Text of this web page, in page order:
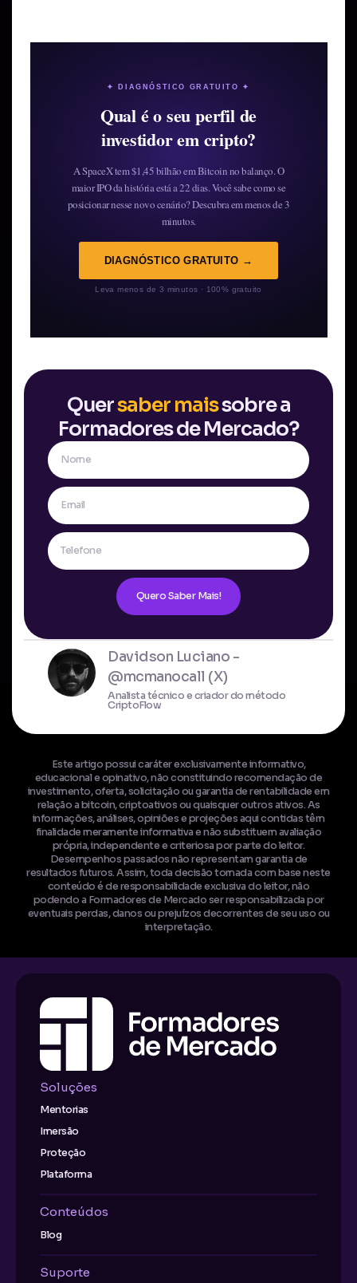
✦ DIAGNÓSTICO GRATUITO ✦
Qual é o seu perfil de
investidor em cripto?
A SpaceX tem $1,45 bilhão em Bitcoin no balanço. O
maior IPO da história está a 22 dias. Você sabe como se
posicionar nesse novo cenário? Descubra em menos de 3
minutos.
DIAGNÓSTICO GRATUITO →
Leva menos de 3 minutos · 100% gratuito
Quersaber maissobre a
Formadores de Mercado?
Quero Saber Mais!
Davidson Luciano -
@mcmanocall (X)
Analista técnico e criador do método
CriptoFlow
Este artigo possui caráter exclusivamente informativo,
educacional e opinativo, não constituindo recomendação de
investimento, oferta, solicitação ou garantia de rentabilidade em
relação a bitcoin, criptoativos ou quaisquer outros ativos. As
informações, análises, opiniões e projeções aqui contidas têm
finalidade meramente informativa e não substituem avaliação
própria, independente e criteriosa por parte do leitor.
Desempenhos passados não representam garantia de
resultados futuros. Assim, toda decisão tomada com base neste
conteúdo é de responsabilidade exclusiva do leitor, não
podendo a Formadores de Mercado ser responsabilizada por
eventuais perdas, danos ou prejuízos decorrentes de seu uso ou
interpretação.
Soluções
Mentorias
Imersão
Proteção
Plataforma
Conteúdos
Blog
Suporte